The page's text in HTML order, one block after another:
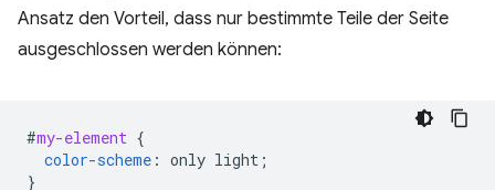
Ansatz den Vorteil, dass nur bestimmte Teile der Seite
ausgeschlossen werden können:
#my-element {
color-scheme : only light ;
}